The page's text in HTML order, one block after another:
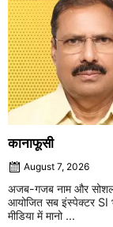
कानाफूसी
August 7, 2026
अजब-गजब नाम और सोशल
आयोजित सब इंस्पेक्टर SI
मीडिया में मानो ...